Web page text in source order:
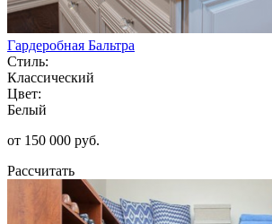
Гардеробная Бальтра
Стиль:
Классический
Цвет:
Белый
от 150 000 руб.
Рассчитать